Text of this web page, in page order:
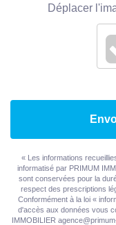
Déplacer
« Les informations
informatisé par PRIMUM
sont conservées pour la
respect des prescriptions
Conformément à la loi «
d'accès aux données vous
IMMOBILIER